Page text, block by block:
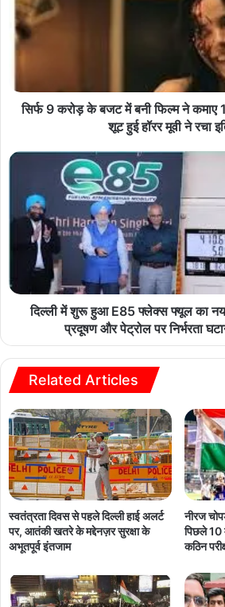
सिर्फ 9 करोड़ के बजट में बनी फिल्म ने
शूट हुई हॉरर मूवी ने रचा
दिल्ली में शुरू हुआ E85 फ्लेक्स फ्यूल का
प्रदूषण और पेट्रोल पर निर्भरता
Related Articles
स्वतंत्रता दिवस से पहले दिल्ली हाई अलर्ट
पर, आतंकी खतरे के मद्देनज़र सुरक्षा के
अभूतपूर्व इंतजाम
नीरज
पिछले 10
कठिन